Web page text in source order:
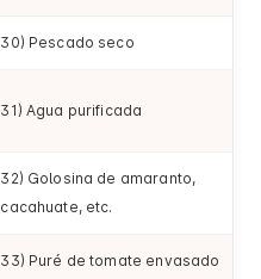
30) Pescado seco
31) Agua purificada
32) Golosina de amaranto,
cacahuate, etc.
33) Puré de tomate envasado